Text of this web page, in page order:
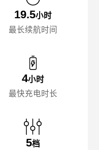
19.5小时
最长续航时间
4小时
最快充电时长
5档